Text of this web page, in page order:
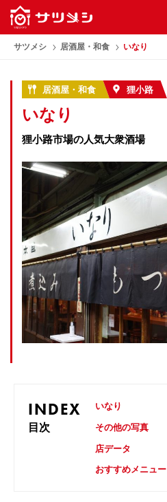
KEYWORD
サツメシ 居酒屋・和食 いなり
居酒屋・和食 狸小路
いなり
狸小路市場の人気大衆酒場
INDEX
目次
いなり
その他の写真
店データ
おすすめメニュー